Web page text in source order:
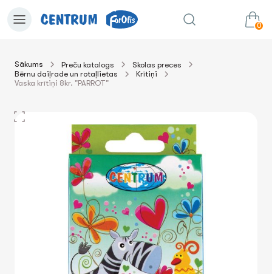
0
uz grozu
Sākums Preču katalogs
Skolas preces
Bērnu daiļrade un rotaļlietas
Krītiņi
Vaska krītiņi 8kr. "PARROT"